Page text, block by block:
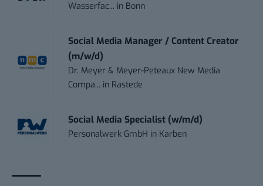
Wasserfac... in Bonn
Social Media Manager / Content Creator
(m/w/d)
Dr. Meyer & Meyer-Peteaux New Media
Compa... in Rastede
Social Media Specialist (w/m/d)
Personalwerk GmbH in Karben